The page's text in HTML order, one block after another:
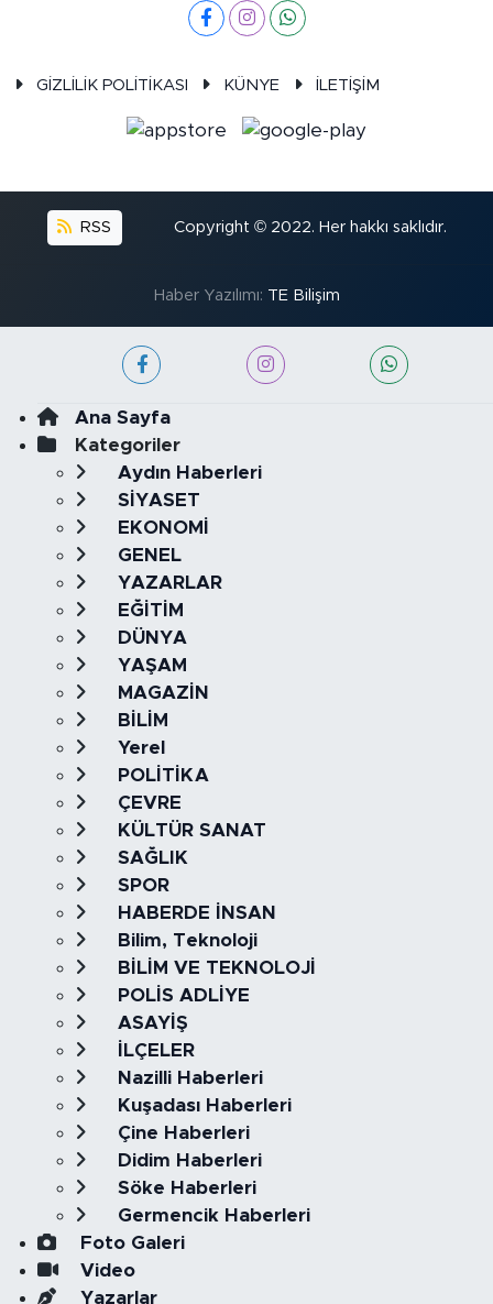
GİZLİLİK POLİTİKASI KÜNYE İLETİŞİM
RSS Copyright © 2022. Her hakkı saklıdır.
Haber Yazılımı: TE Bilişim
Ana Sayfa
Kategoriler
Aydın Haberleri
SİYASET
EKONOMİ
GENEL
YAZARLAR
EĞİTİM
DÜNYA
YAŞAM
MAGAZİN
BİLİM
Yerel
POLİTİKA
ÇEVRE
KÜLTÜR SANAT
SAĞLIK
SPOR
HABERDE İNSAN
Bilim, Teknoloji
BİLİM VE TEKNOLOJİ
POLİS ADLİYE
ASAYİŞ
İLÇELER
Nazilli Haberleri
Kuşadası Haberleri
Çine Haberleri
Didim Haberleri
Söke Haberleri
Germencik Haberleri
Foto Galeri
Video
Yazarlar